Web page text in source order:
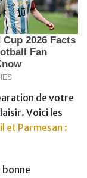
de votre
Voici les
et Parmesan :
bonne